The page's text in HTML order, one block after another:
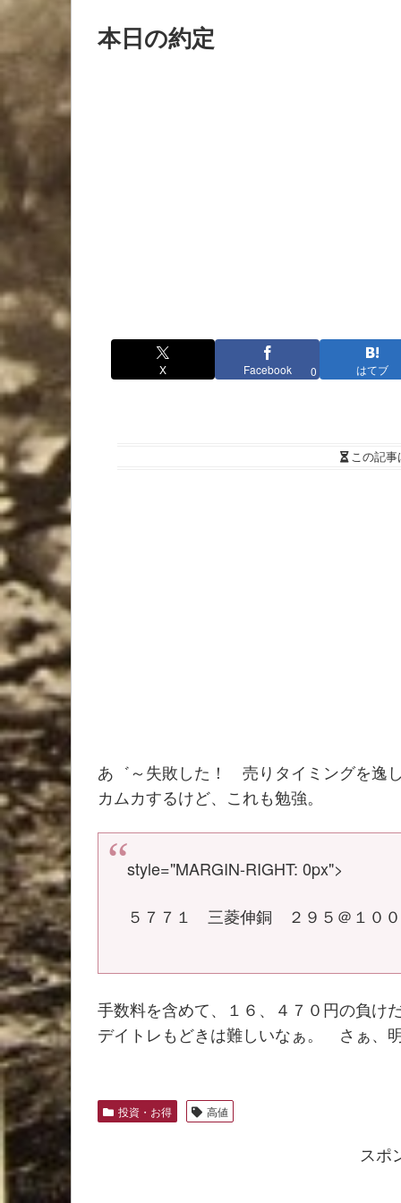
本日の約定
X Facebook 0 はてブ
この記事
あ゛～失敗した！ 売りタイミングを
カムカするけど、これも勉強。
style="MARGIN-RIGHT: 0px">
５７７１ 三菱伸銅 ２９５＠１
手数料を含めて、１６、４７０円の負
デイトレもどきは難しいなぁ。 さぁ、
投資・お得 高値
スポ